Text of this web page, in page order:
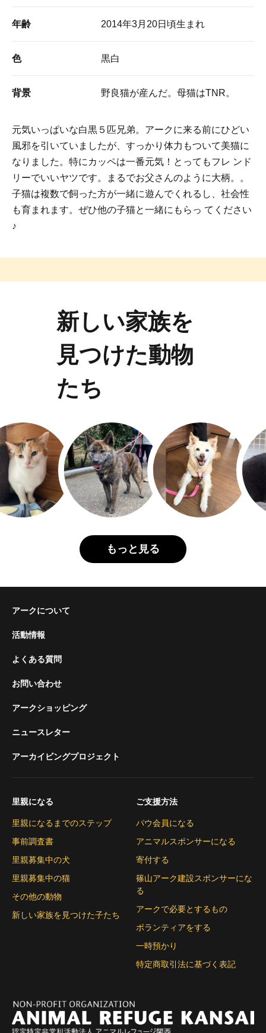
年齢 2014年3月20日頃生まれ
色 黒白
背景 野良猫が産んだ。母猫はTNR。
元気いっぱいな白黒５匹兄弟。アークに来る前にひどい
風邪を引いていましたが、すっかり体力もついて美猫に
なりました。特にカッペは一番元気！とってもフレ ンド
リーでいいヤツです。まるでお父さんのように大柄。。
子猫は複数で飼った方が一緒に遊んでくれるし、社会性
も育まれます。ぜひ他の子猫と一緒にもらっ てください
♪
新しい家族を
見つけた動物
たち
もっと見る
アークについて
活動情報
よくある質問
お問い合わせ
アークショッピング
ニュースレター
アーカイビングプロジェクト
里親になる
里親になるまでのステップ
事前調査書
里親募集中の犬
里親募集中の猫
その他の動物
新しい家族を見つけた子たち
ご支援方法
パウ会員になる
アニマルスポンサーになる
寄付する
篠山アーク建設スポンサーにな
る
アークで必要とするもの
ボランティアをする
一時預かり
特定商取引法に基づく表記